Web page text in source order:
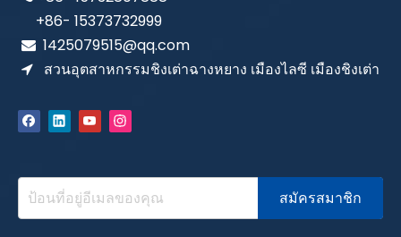
ลีด-เฟล็กซ์ SAE100 R3
+86- 15373732999
 1425079515@qq.com
 สวนอุตสาหกรรมชิงเต่าฉางหยาง เมืองไลซี เมืองชิงเต่า
สมัครสมาชิก